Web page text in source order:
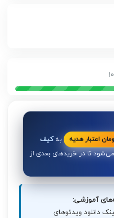
بهکیف
تا در خریدهای بعدی از
آموزشی:
دانلود ویدئوهای